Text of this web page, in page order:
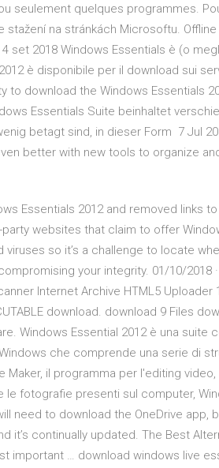
seulement quelques programmes.
stažení na stránkách Microsoftu.
set 2018 Windows Essentials è (o
è disponibile per il download sui
to download the Windows Essentials
Essentials Suite beinhaltet
betagt sind, in dieser Form 7 Jul
better with new tools to organize
Essentials 2012 and removed links
websites that claim to offer
so it’s a challenge to locate
your integrity. 01/10/2018
Internet Archive HTML5 Uploader
download. download 9 Files
Windows Essential 2012 è una suite
che comprende una serie di
il programma per l'editing video,
fotografie presenti sul computer,
need to download the OneDrive app,
it’s continually updated. The Best
important … download windows live